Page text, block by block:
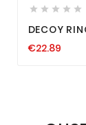
    
DECOY
417 FREE
€22.89